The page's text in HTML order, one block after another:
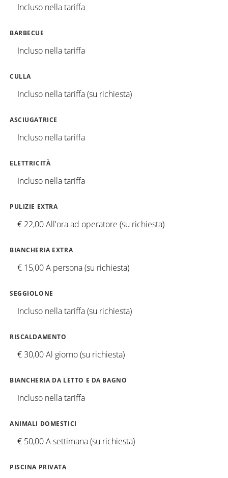
Incluso nella tariffa
BARBECUE
Incluso nella tariffa
CULLA
Incluso nella tariffa (su richiesta)
ASCIUGATRICE
Incluso nella tariffa
ELETTRICITÀ
Incluso nella tariffa
PULIZIE EXTRA
€ 22,00 All'ora ad operatore (su richiesta)
BIANCHERIA EXTRA
€ 15,00 A persona (su richiesta)
SEGGIOLONE
Incluso nella tariffa (su richiesta)
RISCALDAMENTO
€ 30,00 Al giorno (su richiesta)
BIANCHERIA DA LETTO E DA BAGNO
Incluso nella tariffa
ANIMALI DOMESTICI
€ 50,00 A settimana (su richiesta)
PISCINA PRIVATA